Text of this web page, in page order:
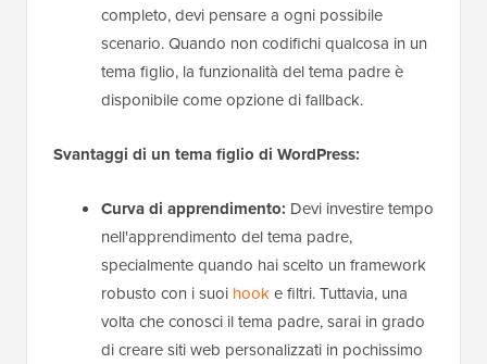
completo, devi pensare a ogni possibile
scenario. Quando non codifichi qualcosa in un
tema figlio, la funzionalità del tema padre è
disponibile come opzione di fallback.
Svantaggi di un tema figlio di WordPress:
Curva di apprendimento: Devi investire tempo
nell'apprendimento del tema padre,
specialmente quando hai scelto un framework
robusto con i suoi hooke filtri. Tuttavia, una
volta che conosci il tema padre, sarai in grado
di creare siti web personalizzati in pochissimo